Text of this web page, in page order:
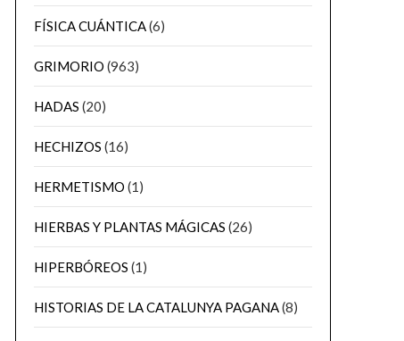
FÍSICA CUÁNTICA(6)
GRIMORIO (963)
HADAS (20)
HECHIZOS (16)
HERMETISMO (1)
HIERBAS Y PLANTAS MÁGICAS (26)
HIPERBÓREOS (1)
HISTORIAS DE LA CATALUNYA PAGANA(8)